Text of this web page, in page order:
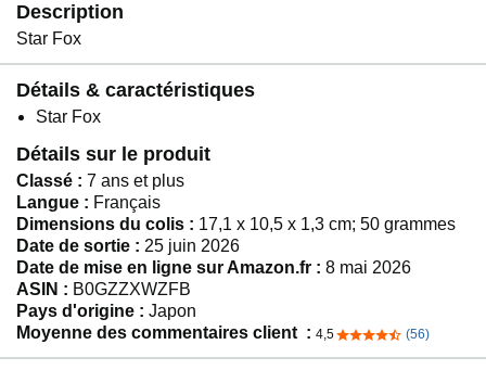
Description
Star Fox
Détails & caractéristiques
Star Fox
Détails sur le produit
Classé : 7 ans et plus
Langue : Français
Dimensions du colis : 17,1 x 10,5 x 1,3 cm; 50 grammes
Date de sortie : 25 juin 2026
Date de mise en ligne sur Amazon.fr : 8 mai 2026
ASIN : B0GZZXWZFB
Pays d'origine : Japon
Moyenne des commentaires client : 4,54,5 sur 5 étoiles
(56)